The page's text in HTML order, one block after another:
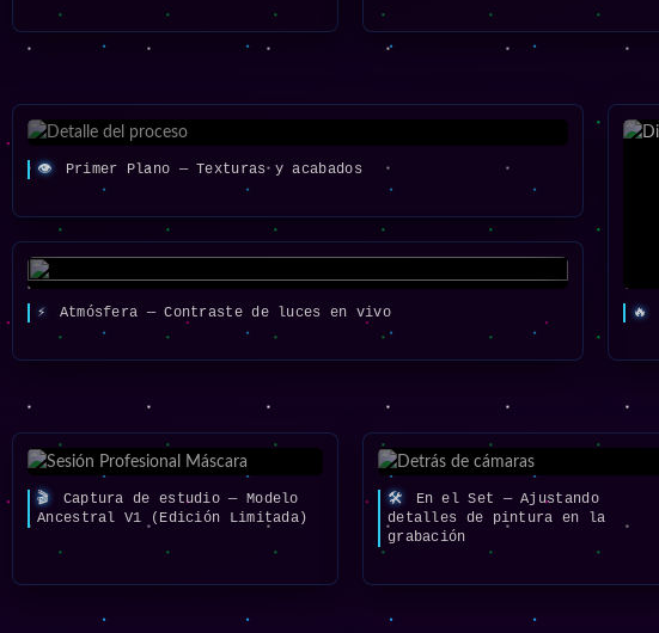
🔥
👁️ Primer Plano — Texturas y acabados
⚡ Atmósfera — Contraste de luces en vivo
🎬
Captura de estudio — Modelo
Ancestral V1 (Edición Limitada)
🛠️
En el Set — Ajustando
detalles de pintura en la
grabación